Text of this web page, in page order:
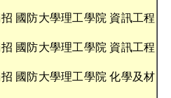
國防大學理工學院 資訊工程
國防大學理工學院 資訊工程
國防大學理工學院 化學及材